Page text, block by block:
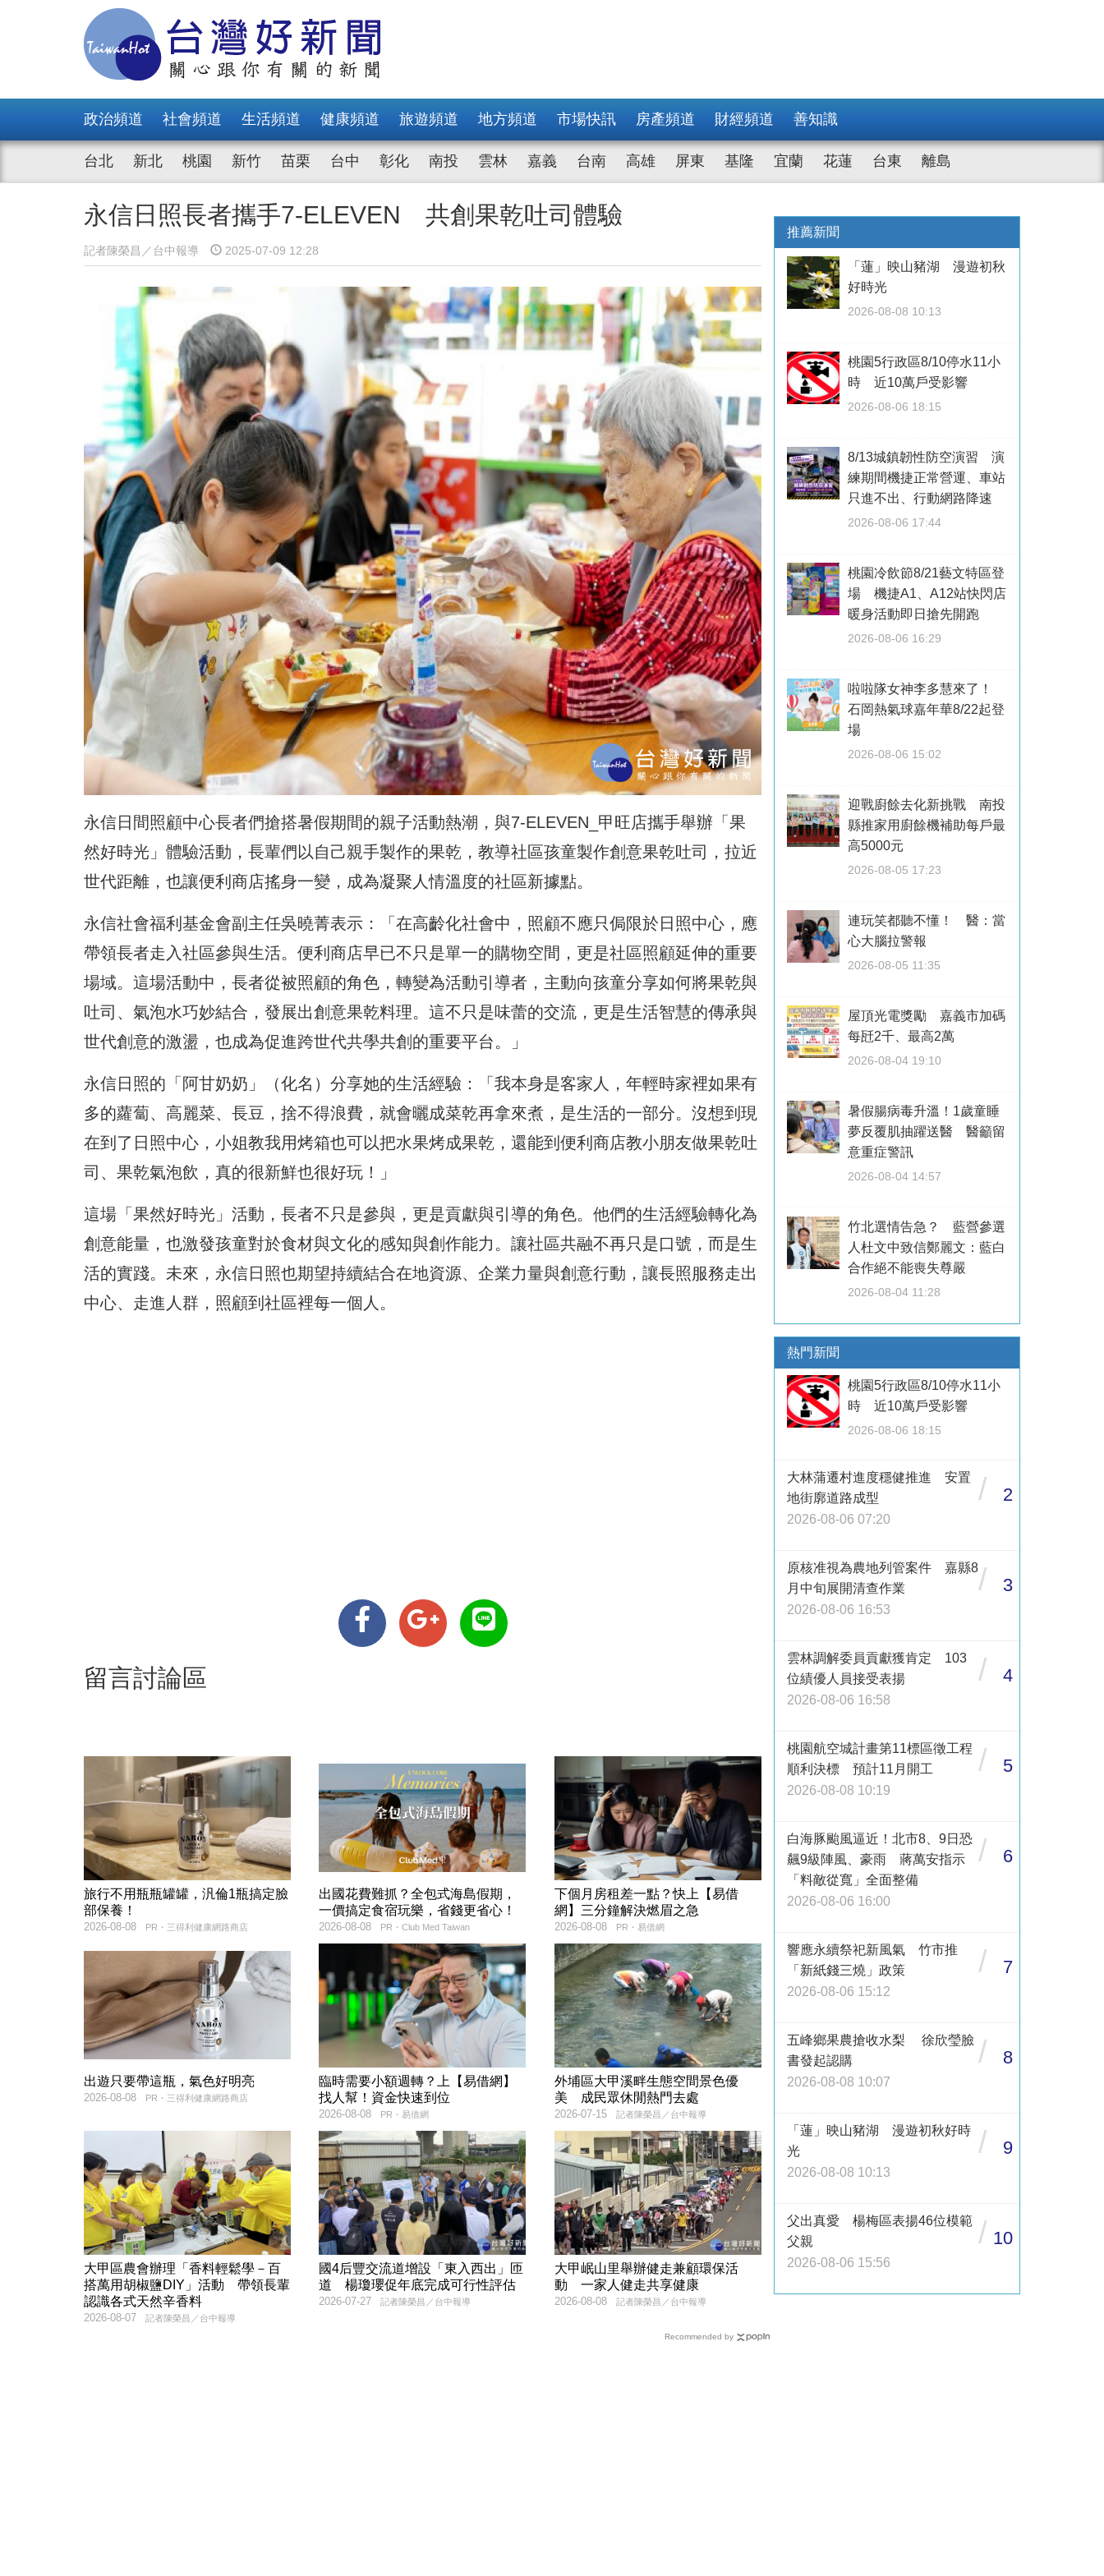
政治頻道 社會頻道 生活頻道 健康頻道 旅遊頻道 地方頻道 市場快訊 房產頻道 財經頻道 善知識
台北 新北 桃園 新竹 苗栗 台中 彰化 南投 雲林 嘉義 台南 高雄 屏東 基隆 宜蘭 花蓮 台東 離島
永信日照長者攜手7-ELEVEN 共創果乾吐司體驗
記者陳榮昌／台中報導 2025-07-09 12:28
永信日間照顧中心長者們搶搭暑假期間的親子活動熱潮，與7-ELEVEN_甲旺店攜手舉辦「果
然好時光」體驗活動，長輩們以自己親手製作的果乾，教導社區孩童製作創意果乾吐司，拉近
世代距離，也讓便利商店搖身一變，成為凝聚人情溫度的社區新據點。
永信社會福利基金會副主任吳曉菁表示：「在高齡化社會中，照顧不應只侷限於日照中心，應
帶領長者走入社區參與生活。便利商店早已不只是單一的購物空間，更是社區照顧延伸的重要
場域。這場活動中，長者從被照顧的角色，轉變為活動引導者，主動向孩童分享如何將果乾與
吐司、氣泡水巧妙結合，發展出創意果乾料理。這不只是味蕾的交流，更是生活智慧的傳承與
世代創意的激盪，也成為促進跨世代共學共創的重要平台。」
永信日照的「阿甘奶奶」（化名）分享她的生活經驗：「我本身是客家人，年輕時家裡如果有
多的蘿蔔、高麗菜、長豆，捨不得浪費，就會曬成菜乾再拿來煮，是生活的一部分。沒想到現
在到了日照中心，小姐教我用烤箱也可以把水果烤成果乾，還能到便利商店教小朋友做果乾吐
司、果乾氣泡飲，真的很新鮮也很好玩！」
這場「果然好時光」活動，長者不只是參與，更是貢獻與引導的角色。他們的生活經驗轉化為
創意能量，也激發孩童對於食材與文化的感知與創作能力。讓社區共融不再只是口號，而是生
活的實踐。未來，永信日照也期望持續結合在地資源、企業力量與創意行動，讓長照服務走出
中心、走進人群，照顧到社區裡每一個人。
留言討論區
旅行不用瓶瓶罐罐，汎倫1瓶搞定臉
部保養！
PR・三得利健康網路商店
2026-08-08
出國花費難抓？全包式海島假期，
一價搞定食宿玩樂，省錢更省心！
PR・Club Med Taiwan
2026-08-08
下個月房租差一點？快上【易借
網】三分鐘解決燃眉之急
PR・易借網
2026-08-08
出遊只要帶這瓶，氣色好明亮
PR・三得利健康網路商店
2026-08-08
臨時需要小額週轉？上【易借網】
找人幫！資金快速到位
PR・易借網
2026-08-08
外埔區大甲溪畔生態空間景色優
美 成民眾休閒熱門去處
記者陳榮昌／台中報導
2026-07-15
大甲區農會辦理「香料輕鬆學－百
搭萬用胡椒鹽DIY」活動 帶領長輩
認識各式天然辛香料
記者陳榮昌／台中報導
2026-08-07
國4后豐交流道增設「東入西出」匝
道 楊瓊瓔促年底完成可行性評估
記者陳榮昌／台中報導
2026-07-27
大甲岷山里舉辦健走兼顧環保活
動 一家人健走共享健康
記者陳榮昌／台中報導
2026-08-08
Recommended by
推薦新聞
「蓮」映山豬湖 漫遊初秋
好時光
2026-08-08 10:13
桃園5行政區8/10停水11小
時 近10萬戶受影響
2026-08-06 18:15
8/13城鎮韌性防空演習 演
練期間機捷正常營運、車站
只進不出、行動網路降速
2026-08-06 17:44
桃園冷飲節8/21藝文特區登
場 機捷A1、A12站快閃店
暖身活動即日搶先開跑
2026-08-06 16:29
啦啦隊女神李多慧來了！
石岡熱氣球嘉年華8/22起登
場
2026-08-06 15:02
迎戰廚餘去化新挑戰 南投
縣推家用廚餘機補助每戶最
高5000元
2026-08-05 17:23
連玩笑都聽不懂！ 醫：當
心大腦拉警報
2026-08-05 11:35
屋頂光電獎勵 嘉義市加碼
每瓩2千、最高2萬
2026-08-04 19:10
暑假腸病毒升溫！1歲童睡
夢反覆肌抽躍送醫 醫籲留
意重症警訊
2026-08-04 14:57
竹北選情告急？ 藍營參選
人杜文中致信鄭麗文：藍白
合作絕不能喪失尊嚴
2026-08-04 11:28
熱門新聞
桃園5行政區8/10停水11小
時 近10萬戶受影響
2026-08-06 18:15
大林蒲遷村進度穩健推進 安置
地街廓道路成型
2026-08-06 07:20
/ 2
原核准視為農地列管案件 嘉縣8
月中旬展開清查作業
2026-08-06 16:53
/ 3
雲林調解委員貢獻獲肯定 103
位績優人員接受表揚
2026-08-06 16:58
/ 4
桃園航空城計畫第11標區徵工程
順利決標 預計11月開工
2026-08-08 10:19
/ 5
白海豚颱風逼近！北市8、9日恐
飆9級陣風、豪雨 蔣萬安指示
「料敵從寬」全面整備
2026-08-06 16:00
/ 6
響應永續祭祀新風氣 竹市推
「新紙錢三燒」政策
2026-08-06 15:12
/ 7
五峰鄉果農搶收水梨 徐欣瑩臉
書發起認購
2026-08-08 10:07
/ 8
「蓮」映山豬湖 漫遊初秋好時
光
2026-08-08 10:13
/ 9
父出真愛 楊梅區表揚46位模範
父親
2026-08-06 15:56
/ 10